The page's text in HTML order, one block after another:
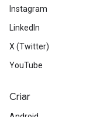
Instagram
LinkedIn
X (Twitter)
YouTube
Criar